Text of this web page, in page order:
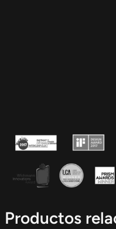
Productos